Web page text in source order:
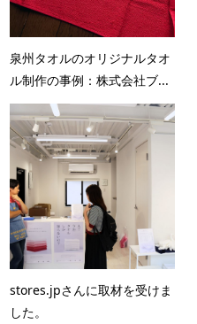
泉州タオルのオリジナルタオ
ル制作の事例：株式会社ブ...
stores.jpさんに取材を受けま
した。